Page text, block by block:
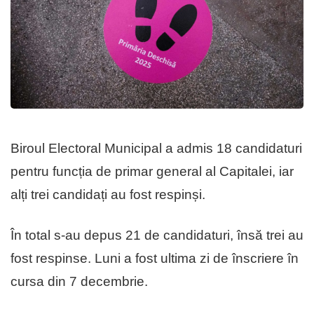
Biroul Electoral Municipal a admis 18 candidaturi
pentru funcția de primar general al Capitalei, iar
alți trei candidați au fost respinși.
În total s-au depus 21 de candidaturi, însă trei au
fost respinse. Luni a fost ultima zi de înscriere în
cursa din 7 decembrie.